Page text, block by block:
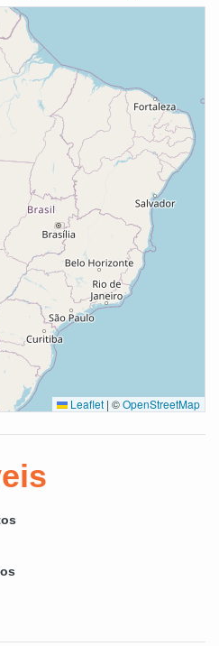
Leaflet | ©OpenStreetMap